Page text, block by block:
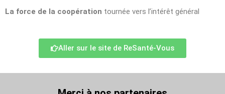
La force de la coopération tournée vers l’intérêt général
Aller sur le site de ReSanté-Vous